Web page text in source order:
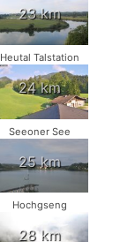
23 km
Heutal Talstation
24 km
Seeoner See
25 km
Hochgseng
28 km